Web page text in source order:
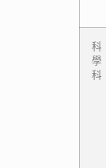
科
學
科